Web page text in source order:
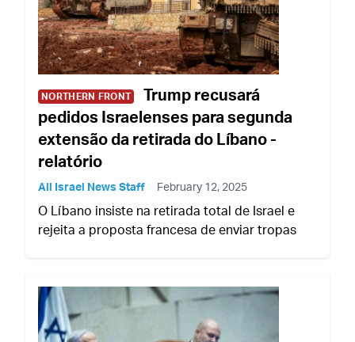
NORTHERN FRONT
Trump recusará
pedidos Israelenses para segunda
extensão da retirada do Líbano -
relatório
All Israel News Staff February 12, 2025
O Líbano insiste na retirada total de Israel e
rejeita a proposta francesa de enviar tropas